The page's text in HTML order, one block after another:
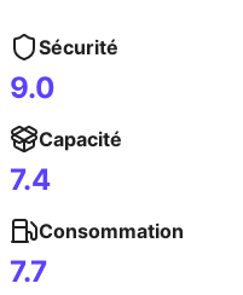
Sécurité
9.0
Capacité
7.4
Consommation
7.7